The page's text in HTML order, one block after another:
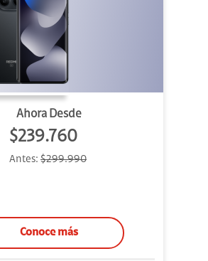
Ahora Desde
$239.760
Antes: $299.990
Conoce más